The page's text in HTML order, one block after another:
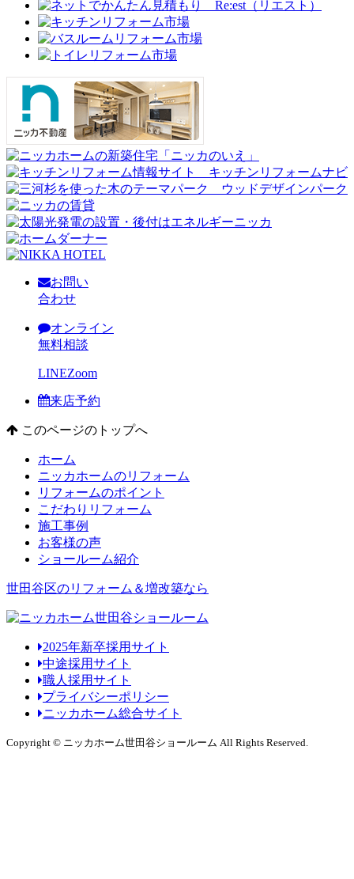
お問い
合わせ
オンライン
無料相談
LINEZoom
来店予約
このページのトップへ
ホーム
ニッカホームのリフォーム
リフォームのポイント
こだわりリフォーム
施工事例
お客様の声
ショールーム紹介
世田谷区のリフォーム＆増改築なら
2025年新卒採用サイト
中途採用サイト
職人採用サイト
プライバシーポリシー
ニッカホーム総合サイト
Copyright © ニッカホーム世田谷ショールーム All Rights Reserved.